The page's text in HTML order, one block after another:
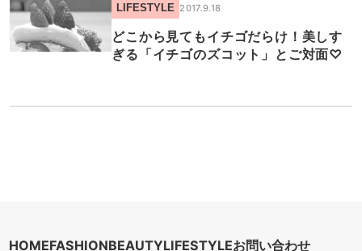
LIFESTYLE 2017.9.18
どこから見てもイチゴだらけ！美しす
ぎる「イチゴのズコット」とご対面♡
HOMEFASHIONBEAUTYLIFESTYLEお問い合わせ